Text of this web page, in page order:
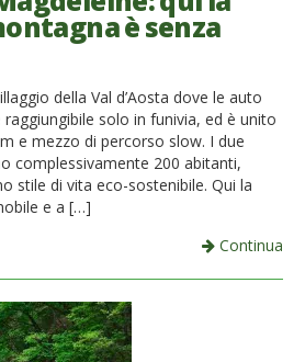
è senza
della Val d’Aosta dove le auto
solo in funivia, ed è unito
e mezzo di percorso slow. I due
complessivamente 200 abitanti,
stile di vita eco-sostenibile. Qui la
e a […]
Continua